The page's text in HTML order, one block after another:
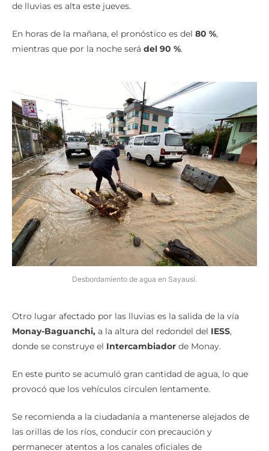
de lluvias es alta este jueves.
En horas de la mañana, el pronóstico es del 80 %,
mientras que por la noche será del 90 %.
Desbordamiento de agua en Sayausí.
Otro lugar afectado por las lluvias es la salida de la vía
Monay-Baguanchi, a la altura del redondel del IESS,
donde se construye el Intercambiador de Monay.
En este punto se acumuló gran cantidad de agua, lo que
provocó que los vehículos circulen lentamente.
Se recomienda a la ciudadanía a mantenerse alejados de
las orillas de los ríos, conducir con precaución y
permanecer atentos a los canales oficiales de